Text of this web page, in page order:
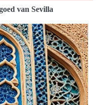
van Sevilla